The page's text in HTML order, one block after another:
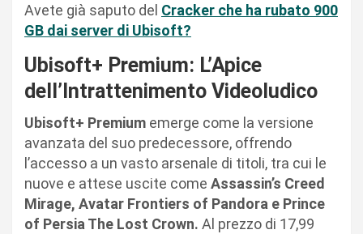
Avete già saputo del Cracker che ha rubato 900
GB dai server di Ubisoft?
Ubisoft+ Premium: L’Apice
dell’Intrattenimento Videoludico
Ubisoft+ Premium emerge come la versione
avanzata del suo predecessore, offrendo
l’accesso a un vasto arsenale di titoli, tra cui le
nuove e attese uscite come Assassin’s Creed
Mirage, Avatar Frontiers of Pandora e Prince
of Persia The Lost Crown. Al prezzo di 17,99